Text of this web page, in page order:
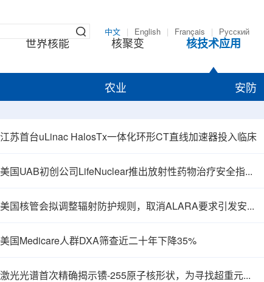
中文 English Français Русский
世界核能 核聚变 核技术应用
农业 安防
江苏首台uLinac HalosTx一体化环形CT直线加速器投入临床
美国UAB初创公司LifeNuclear推出放射性药物治疗安全指导平台TheraGuide
美国核管会拟调整辐射防护规则，取消ALARA要求引发安全争议
美国Medicare人群DXA筛查近二十年下降35%
激光光谱首次精确揭示镄-255原子核形状，为寻找超重元素提供新线索